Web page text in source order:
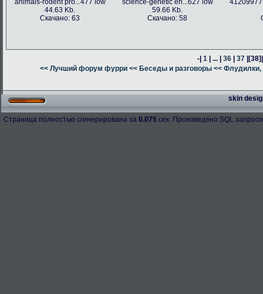
animals-rodent pro...477 low
44.63 Kb.
Скачано: 63
science-genetic en...627 low
59.66 Kb.
Скачано: 58
-| 1 | ... | 36 | 37 |[38]
<< Лучший форум фурри << Беседы и разговоры << Флудилки,
skin
Страница полностью сгенерирована за 0.075 сек. Произведено SQL